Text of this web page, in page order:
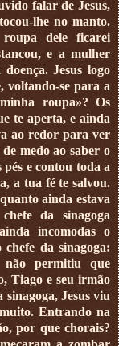
falar de Jesus,
lhe no manto.
dele ficarei
e a mulher
Jesus logo
voltando-se para a
roupa»? Os
te aperta, e ainda
ao redor para ver
medo ao saber o
e contou toda a
a tua fé te salvou.
ainda estava
da sinagoga
incomodas o
chefe da sinagoga:
não permitiu que
Tiago e seu irmão
sinagoga, Jesus viu
Entrando na
por que chorais?